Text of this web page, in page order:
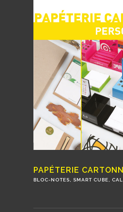
PAPÉTERIE
BLOC-NOTES, SMART CUBE,